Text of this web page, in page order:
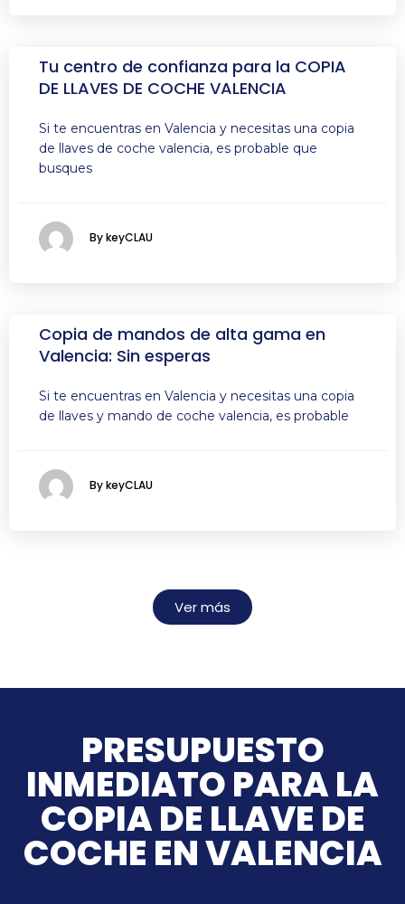
Tu centro de confianza para la COPIA
DE LLAVES DE COCHE VALENCIA
Si te encuentras en Valencia y necesitas una copia
de llaves de coche valencia, es probable que
busques
By keyCLAU
Copia de mandos de alta gama en
Valencia: Sin esperas
Si te encuentras en Valencia y necesitas una copia
de llaves y mando de coche valencia, es probable
By keyCLAU
Ver más
PRESUPUESTO
INMEDIATO PARA LA
COPIA DE LLAVE DE
COCHE EN VALENCIA